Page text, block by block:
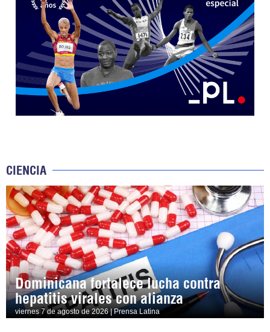
CIENCIA
Dominicana fortalece lucha contra
hepatitis virales con alianza
viernes 7 de agosto de 2026 | Prensa Latina